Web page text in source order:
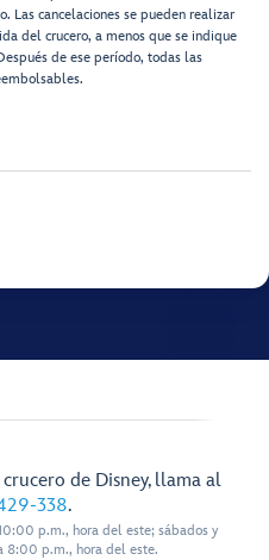
Las cancelaciones se pueden realizar
del crucero, a menos que se indique
de ese período, todas las
de Disney, llama al
338.
p.m., hora del este; sábados y
8:00 p.m., hora del este.